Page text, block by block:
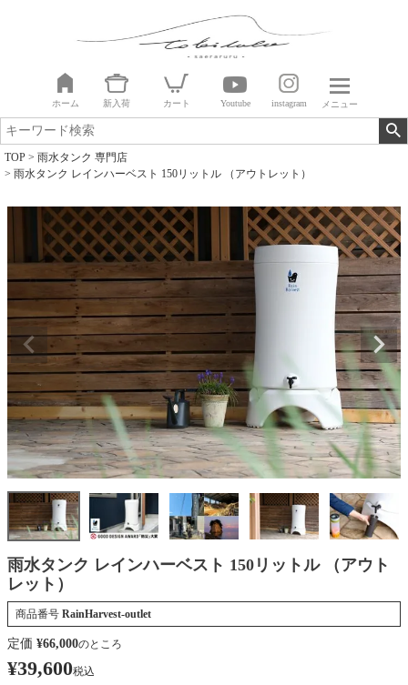
ホーム 新入荷 カート Youtube instagram メニュー
TOP
雨水タンク 専門店
雨水タンク レインハーベスト 150リットル （アウトレット）
雨水タンク レインハーベスト 150リットル （アウト
レット）
商品番号 RainHarvest-outlet
定価 ¥66,000のところ
¥39,600税込